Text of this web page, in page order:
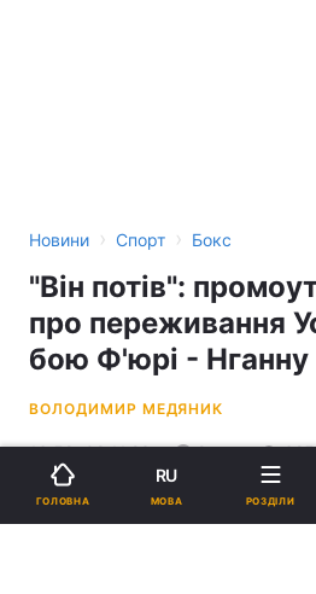
Новини › Спорт › Бокс
"Він потів":
про переживання
бою Ф'юрі - Нганну
ВОЛОДИМИР МЕДЯНИК
16:58, 08.11.23 2 хв. 625
Підпишіться на
ГОЛОВНА
RU
МОВА РОЗДІЛИ